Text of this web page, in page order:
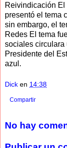
Reivindicación
presentó el tema
sin embargo, el
Redes El tema
sociales circulara
Presidente del
azul.
Dick en 14:38
Compartir
No hay